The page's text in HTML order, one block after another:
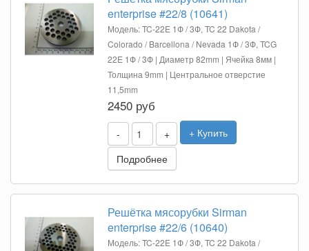
enterprise #22/8 (10641)
Модель: TC-22E 1Ф / 3Ф, TC 22 Dakota /
Colorado / Barcellona / Nevada 1Ф / 3Ф, TCG
22E 1Ф / 3Ф | Диаметр 82mm | Ячейка 8мм |
Толщина 9mm | Центральное отверстие
11,5mm
2450 руб
- +
+ Купить
Подробнее
Решётка мясорубки Sirman
enterprise #22/6 (10640)
Модель: TC-22E 1Ф / 3Ф, TC 22 Dakota /